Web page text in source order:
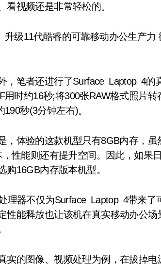
看视频还是非常轻松的。
笔者还进行了Surface Laptop 4的
用时约16秒;将300张RAW格式照片
190秒(3分钟左右)。
体验的这款机型只有8GB内存，虽
性能则还有提升空间。因此，如果
购16GB内存版本机型。
器不仅为Surface Laptop 4带来了
性能释放也让该机在真实移动办公
的图像、视频处理为例，在拔掉电